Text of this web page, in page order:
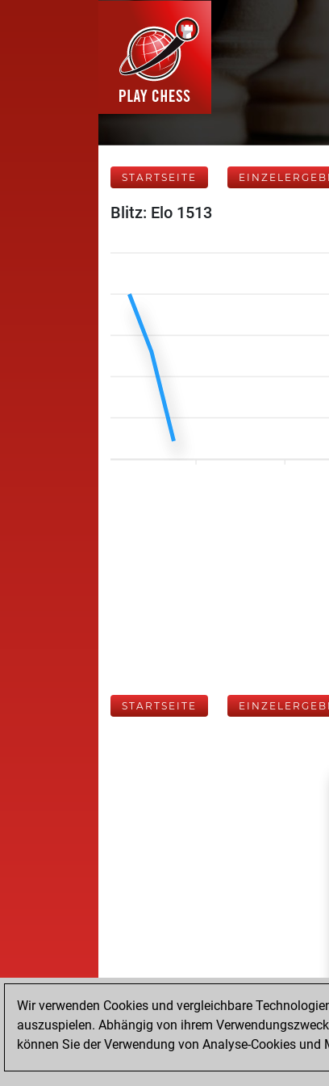
STARTSEITE
Blitz: Elo 1513
STARTSEITE
Wir verwenden Cookies und vergleichbare
auszuspielen. Abhängig von ihrem
können Sie der Verwendung von Analyse-Cookies